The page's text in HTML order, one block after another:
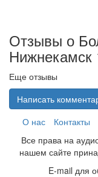
Отзывы о
Нижнекамск
Еще отзывы
Написать
О нас
Контакты
Все права на
нашем сайте
E-mail для